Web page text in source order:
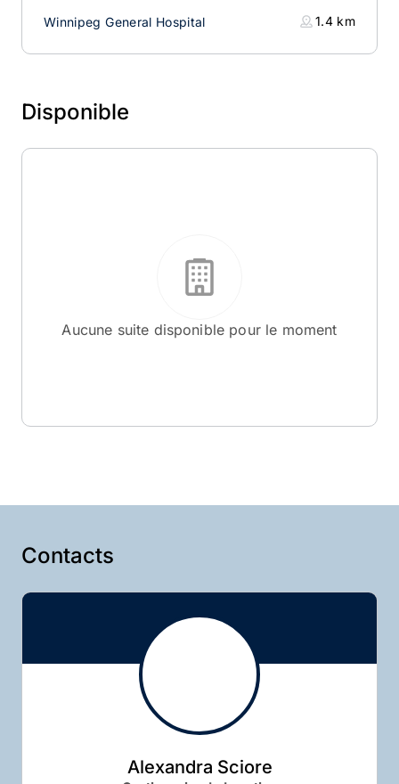
Winnipeg General Hospital 1.4km
Disponible
Aucune suite disponible pour le moment
Contacts
Alexandra Sciore